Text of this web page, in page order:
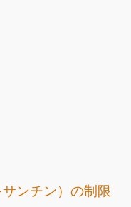
ンチン）の制限